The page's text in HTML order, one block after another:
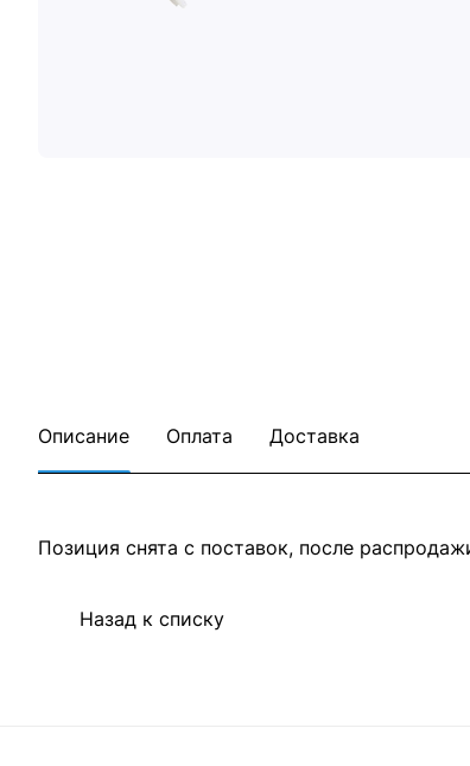
Описание Оплата Доставка
Позиция снята с поставок, после
Назад к списку